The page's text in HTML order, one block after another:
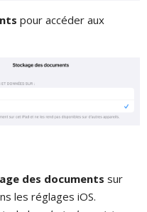
pour accéder aux
des documents sur
les réglages iOS.